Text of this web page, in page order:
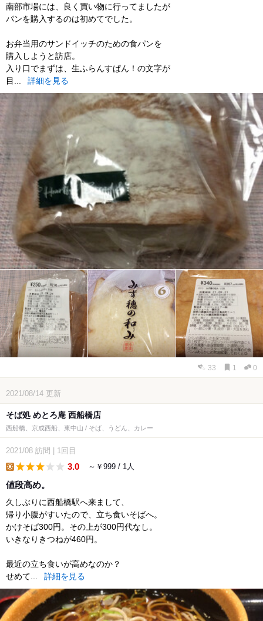
南部市場には、良く買い物に行ってましたが
パンを購入するのは初めてでした。
お弁当用のサンドイッチのための食パンを
購入しようと訪店。
入り口でまずは、生ふらんすぱん！の文字が
目...
詳細を見る
33 1 0
2021/08/14 更新
そば処 めとろ庵 西船橋店
西船橋、京成西船、東中山 / そば、うどん、カレー
2021/08 訪問 | 1回目
3.0 ～￥999 / 1人
値段高め。
久しぶりに西船橋駅へ来まして、
帰り小腹がすいたので、立ち食いそばへ。
かけそば300円。その上が300円代なし。
いきなりきつねが460円。
最近の立ち食いが高めなのか？
せめて...
詳細を見る